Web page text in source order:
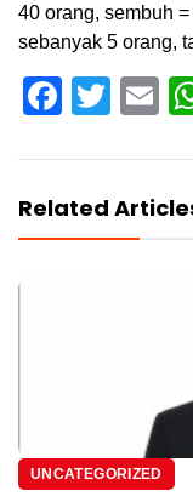
40 orang, sembuh
sebanyak 5 orang,
Related
UNCATEGORIZED